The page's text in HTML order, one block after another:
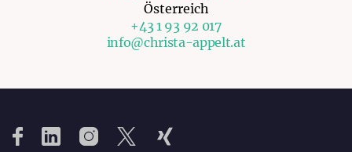
Österreich
+43 1 93 92 017
info@christa-appelt.at